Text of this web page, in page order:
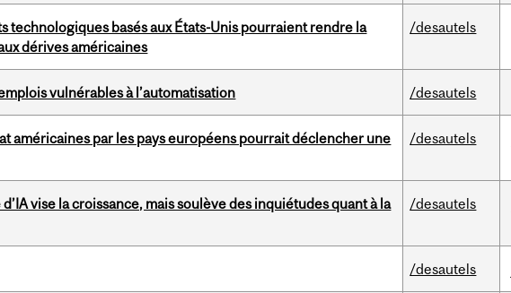
technologiques basés aux États-Unis pourraient rendre la
dérives américaines
/desautels
vulnérables à l’automatisation /desautels
américaines par les pays européens pourrait déclencher une
/desautels
vise la croissance, mais soulève des inquiétudes quant à la
/desautels
/desautels